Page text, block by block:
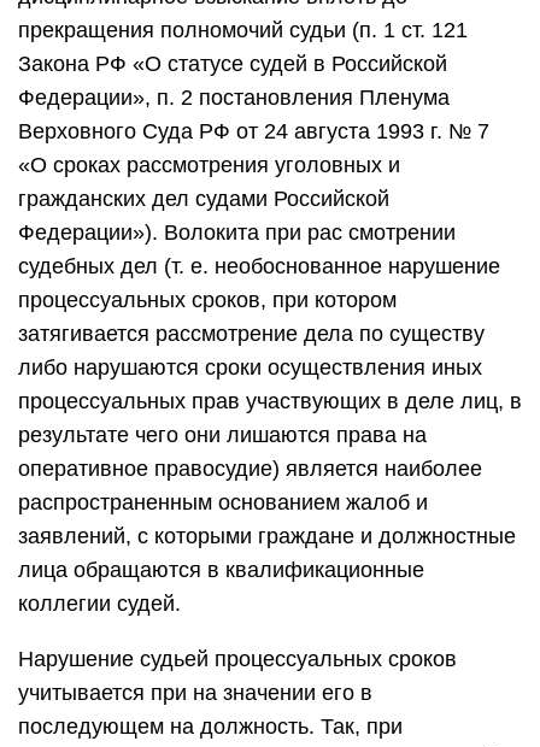
прекращения полномочий судьи (п. 1 ст. 121
Закона РФ «О статусе судей в Российской
Федерации», п. 2 постановления Пленума
Верховного Суда РФ от 24 августа 1993 г. № 7
«О сроках рассмотрения уголовных и
гражданских дел судами Российской
Федерации»). Волокита при рас смотрении
судебных дел (т. е. необоснованное нарушение
процессуальных сроков, при котором
затягивается рассмотрение дела по существу
либо нарушаются сроки осуществления иных
процессуальных прав участвующих в деле лиц, в
результате чего они лишаются права на
оперативное правосудие) является наиболее
распространенным основанием жалоб и
заявлений, с которыми граждане и должностные
лица обращаются в квалификационные
коллегии судей.
Нарушение судьей процессуальных сроков
учитывается при на значении его в
последующем на должность. Так, при